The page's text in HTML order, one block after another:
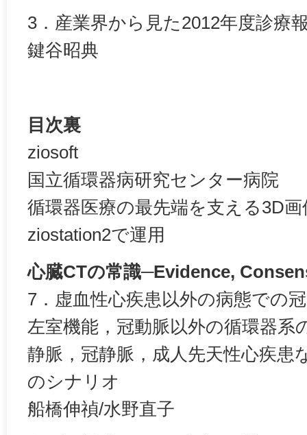
3．産業界から見た2012年度診療
鍵谷昭典
目次裏
ziosoft
国立循環器病研究センター病院
循環器医療の最先端を支える3D
ziostation2で運用
心臓CTの常識─Evidence,
7．虚血性心疾患以外の病態での
左室機能，冠動脈以外の循環器系
静脈，冠静脈，成人先天性心疾患
のシナリオ
船橋伸禎/水野直子